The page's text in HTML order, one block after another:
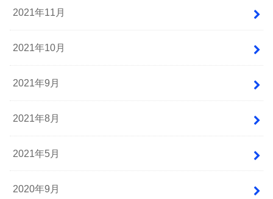
2021年11月
2021年10月
2021年9月
2021年8月
2021年5月
2020年9月